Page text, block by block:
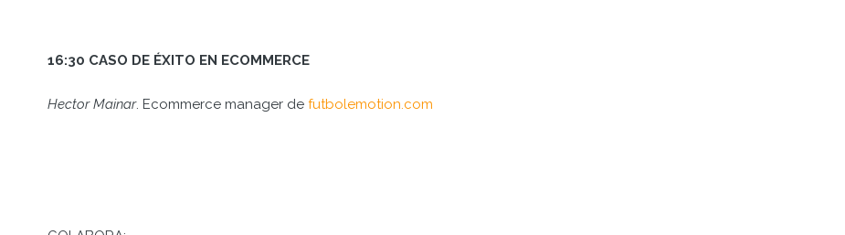
16:30 CASO DE ÉXITO EN ECOMMERCE
Hector Mainar. Ecommerce manager de futbolemotion.com